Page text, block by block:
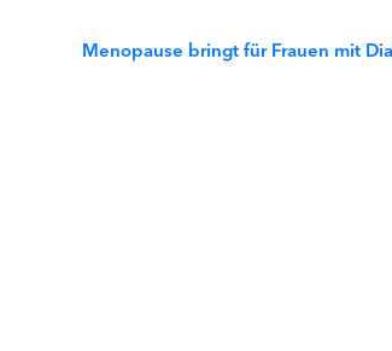
Menopause bringt für Frauen mit